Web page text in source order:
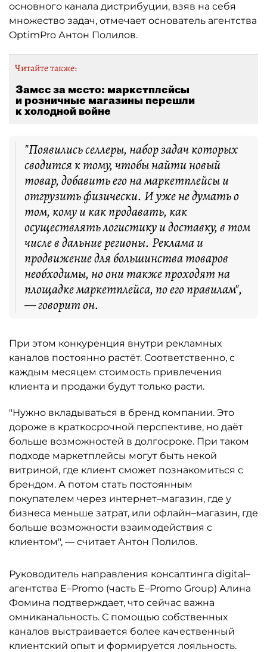
основного канала дистрибуции, взяв на себя
множество задач, отмечает основатель агентства
OptimPro Антон Полилов.
Читайте также:
Замес за место: маркетплейсы
и розничные магазины перешли
к холодной войне
"Появились селлеры, набор задач которых
сводится к тому, чтобы найти новый
товар, добавить его на маркетплейсы и
отгрузить физически. И уже не думать о
том, кому и как продавать, как
осуществлять логистику и доставку, в том
числе в дальние регионы. Реклама и
продвижение для большинства товаров
необходимы, но они также проходят на
площадке маркетплейса, по его правилам",
— говорит он.
При этом конкуренция внутри рекламных
каналов постоянно растёт. Соответственно, с
каждым месяцем стоимость привлечения
клиента и продажи будут только расти.
"Нужно вкладываться в бренд компании. Это
дороже в краткосрочной перспективе, но даёт
больше возможностей в долгосроке. При таком
подходе маркетплейсы могут быть некой
витриной, где клиент сможет познакомиться с
брендом. А потом стать постоянным
покупателем через интернет–магазин, где у
бизнеса меньше затрат, или офлайн–магазин, где
больше возможности взаимодействия с
клиентом", — считает Антон Полилов.
Руководитель направления консалтинга digital–
агентства E–Promo (часть E–Promo Group) Алина
Фомина подтверждает, что сейчас важна
омниканальность. С помощью собственных
каналов выстраивается более качественный
клиентский опыт и формируется лояльность.